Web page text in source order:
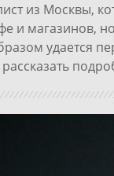
из Москвы,
и магазинов,
удается